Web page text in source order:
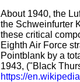
About 1940, the
the Schweinfurter
these critical
Eighth Air Force
Pointblank by a
1943, ("Black
https://